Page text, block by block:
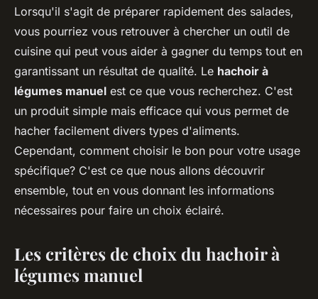
Comment choisir un hachoir à
légumes manuel pour une
préparation rapide des
salades?
Ilyan• 31 mai 2024• 6 min de lecture
Lorsqu'il s'agit de préparer rapidement des salades,
vous pourriez vous retrouver à chercher un outil de
cuisine qui peut vous aider à gagner du temps tout en
garantissant un résultat de qualité. Le hachoir à
légumes manuel est ce que vous recherchez. C'est
un produit simple mais efficace qui vous permet de
hacher facilement divers types d'aliments.
Cependant, comment choisir le bon pour votre usage
spécifique? C'est ce que nous allons découvrir
ensemble, tout en vous donnant les informations
nécessaires pour faire un choix éclairé.
Les critères de choix du hachoir à
légumes manuel